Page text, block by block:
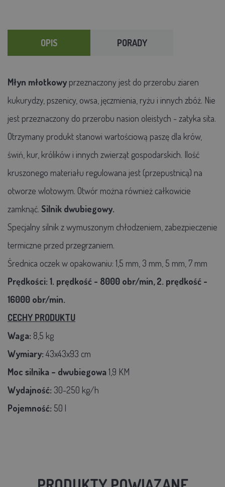
OPIS PORADY
Młyn młotkowy przeznaczony jest do przerobu ziaren
kukurydzy, pszenicy, owsa, jęczmienia, ryżu i innych zbóż. Nie
jest przeznaczony do przerobu nasion oleistych - zatyka sita.
Otrzymany produkt stanowi wartościową paszę dla krów,
świń, kur, królików i innych zwierząt gospodarskich. Ilość
kruszonego materiału regulowana jest (przepustnicą) na
otworze wlotowym. Otwór można również całkowicie
zamknąć. Silnik dwubiegowy.
Specjalny silnik z wymuszonym chłodzeniem, zabezpieczenie
termiczne przed przegrzaniem.
Średnica oczek w opakowaniu: 1,5 mm, 3 mm, 5 mm, 7 mm
Prędkości: 1. prędkość - 8000 obr/min, 2. prędkość -
16000 obr/min.
CECHY PRODUKTU
Waga: 8,5 kg
Wymiary: 43x43x93 cm
Moc silnika – dwubiegowa1,9 KM
Wydajność: 30-250 kg/h
Pojemność: 50 l